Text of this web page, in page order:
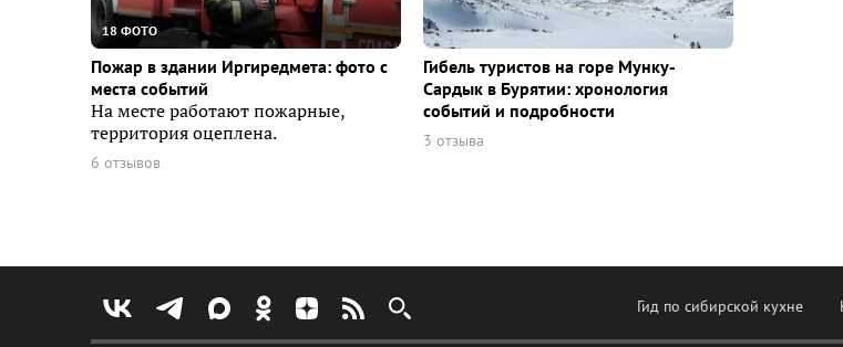
18 ФОТО
Пожар в здании Иргиредмета: фото с
места событий
На месте работают пожарные,
территория оцеплена.
6 отзывов
Гибель туристов на горе Мунку-
Сардык в Бурятии: хронология
событий и подробности
3 отзыва
Гид по сибирской кухне